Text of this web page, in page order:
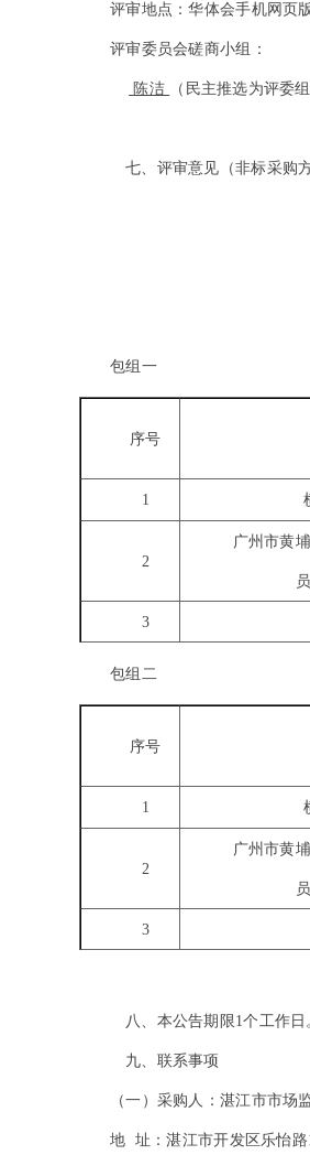
评审地点：华体会手机网页
评审委员会磋商小组：
陈洁 （民主推选为评委
七、评审意见（非标采购
包组一
序号
1
2
广州市黄
3
包组二
序号
1
2
广州市黄
3
八、本公告期限1个工作日
九、联系事项
（一） 采购人： 湛江市市场
地 址：湛江市开发区乐怡路